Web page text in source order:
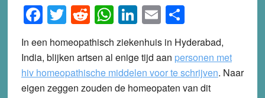
Facebook
Twitter
Reddit
WhatsApp
LinkedIn
EmailShare
In een homeopathisch ziekenhuis in Hyderabad,
India, blijken artsen al enige tijd aan personen met
hiv homeopathische middelen voor te schrijven. Naar
eigen zeggen zouden de homeopaten van dit